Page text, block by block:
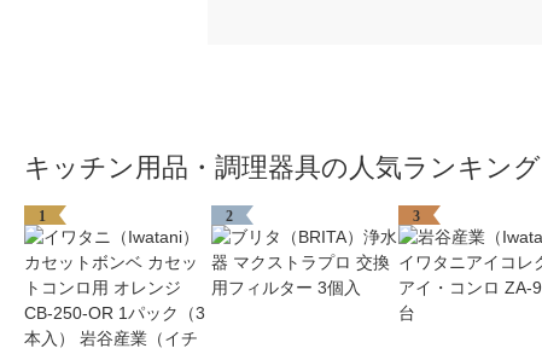
キッチン用品・調理器具の人気ランキング
1 2 3